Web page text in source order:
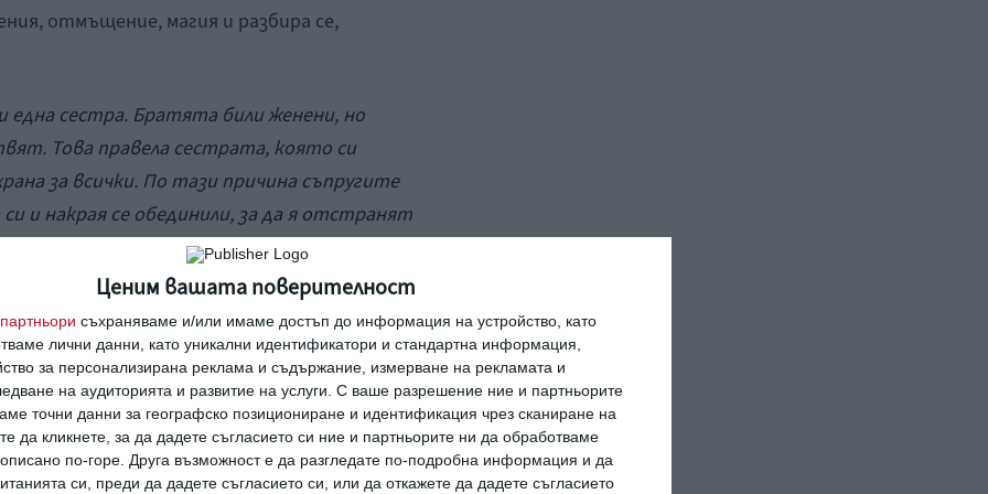
Ценим вашата поверителност
партньори съхраняваме и/или имаме достъп до информация на устройство, като
лични данни, като уникални идентификатори и стандартна информация,
за персонализирана реклама и съдържание, измерване на рекламата и
на аудиторията и развитие на услуги. С ваше разрешение ние и партньорите
точни данни за географско позициониране и идентификация чрез сканиране на
да кликнете, за да дадете съгласието си ние и партньорите ни да обработваме
описано по-горе. Друга възможност е да разгледате по-подробна информация и да
си, преди да дадете съгласието си, или да откажете да дадете съгласието
отмъщение, магия и разбира се,
една сестра. Братята били женени, но
Това правела сестрата, която си
за всички. По тази причина съпругите
си и накрая се обединили, за да я отстранят
с храна на домакинството, за да
място.
чуете в нашия приказен подкаст